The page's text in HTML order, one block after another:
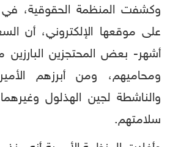
وكشفت المنظمة الحقوقية،
على موقعها الإلكتروني، أن
أشهر- بعض المحتجزين البارزين
ومحاميهم، ومن أبرزهم
والناشطة لجين الهذلول
سلامتهم.